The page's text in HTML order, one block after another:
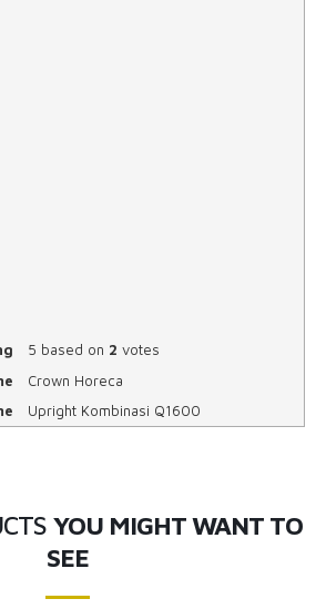
5 based on 2 votes
Crown Horeca
Upright Kombinasi Q1600
YOU MIGHT WANT TO
SEE